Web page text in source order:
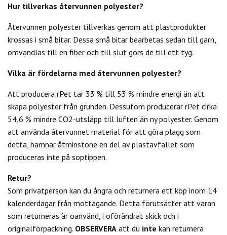
Hur tillverkas återvunnen polyester?
Återvunnen polyester tillverkas genom att plastprodukter
krossas i små bitar. Dessa små bitar bearbetas sedan till garn,
omvandlas till en fiber och till slut görs de till ett tyg.
Vilka är fördelarna med återvunnen polyester?
Att producera rPet tar 33 % till 53 % mindre energi än att
skapa polyester från grunden. Dessutom producerar rPet cirka
54,6 % mindre CO2-utsläpp till luften än ny polyester. Genom
att använda återvunnet material för att göra plagg som
detta, hamnar åtminstone en del av plastavfallet som
produceras inte på soptippen.
Retur?
Som privatperson kan du ångra och returnera ett köp inom 14
kalenderdagar från mottagande. Detta förutsätter att varan
som returneras är oanvänd, i oförändrat skick och i
originalförpackning. OBSERVERA att du inte kan returnera